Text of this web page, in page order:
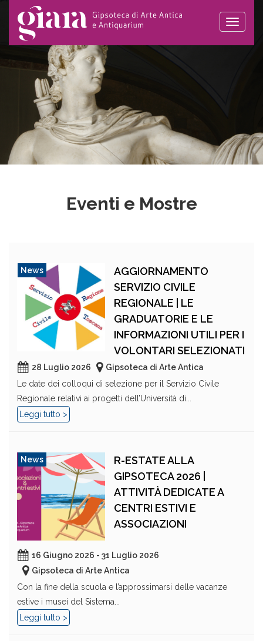
Toggle
Eventi e Mostre
News
AGGIORNAMENTO
SERVIZIO CIVILE
REGIONALE | LE
GRADUATORIE E LE
INFORMAZIONI UTILI PER I
VOLONTARI SELEZIONATI
28 Luglio 2026
Gipsoteca di Arte Antica
Le date dei colloqui di selezione per il Servizio Civile
Regionale relativi ai progetti dell’Università di...
Leggi tutto >
News
R-ESTATE ALLA
GIPSOTECA 2026 |
ATTIVITÀ DEDICATE A
CENTRI ESTIVI E
ASSOCIAZIONI
16 Giugno 2026 - 31 Luglio 2026
Gipsoteca di Arte Antica
Con la fine della scuola e l’approssimarsi delle vacanze
estive i musei del Sistema...
Leggi tutto >